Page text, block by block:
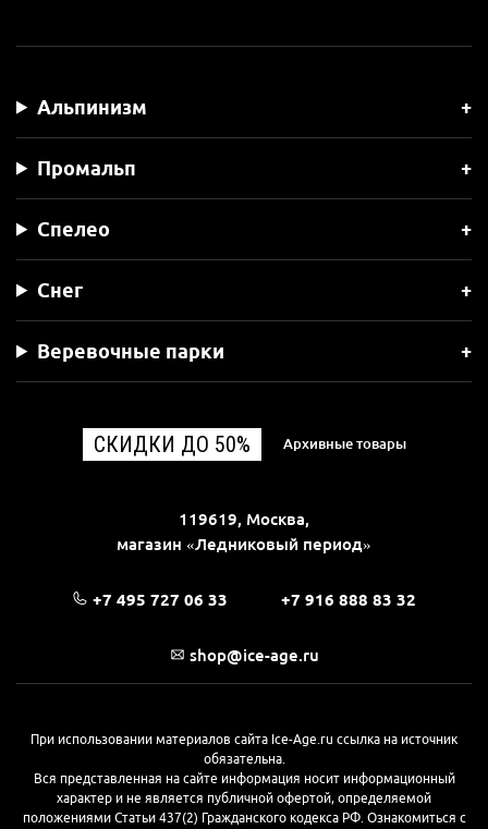
Альпинизм
Промальп
Спелео
Снег
Веревочные парки
СКИДКИ ДО 50% Архивные товары
119619, Москва,
магазин «Ледниковый период»
+7 495 727 06 33 +7 916 888 83 32
shop@ice-age.ru
При использовании материалов сайта Ice-Age.ru ссылка на источник
обязательна.
Вся представленная на сайте информация носит информационный
характер и не является публичной офертой, определяемой
положениями Статьи 437(2) Гражданского кодекса РФ. Ознакомиться с